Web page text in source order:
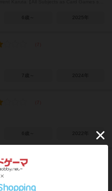
6歳～ 2025年
7歳～ 2024年
6歳～ 2022年